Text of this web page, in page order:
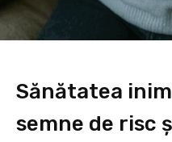
Sănătatea
semne de risc